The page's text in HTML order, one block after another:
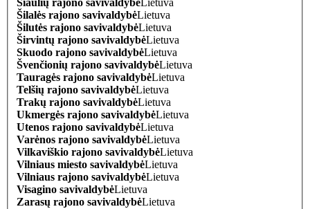
Šiaulių rajono savivaldybėLietuva
Šilalės rajono savivaldybėLietuva
Šilutės rajono savivaldybėLietuva
Širvintų rajono savivaldybėLietuva
Skuodo rajono savivaldybėLietuva
Švenčionių rajono savivaldybėLietuva
Tauragės rajono savivaldybėLietuva
Telšių rajono savivaldybėLietuva
Trakų rajono savivaldybėLietuva
Ukmergės rajono savivaldybėLietuva
Utenos rajono savivaldybėLietuva
Varėnos rajono savivaldybėLietuva
Vilkaviškio rajono savivaldybėLietuva
Vilniaus miesto savivaldybėLietuva
Vilniaus rajono savivaldybėLietuva
Visagino savivaldybėLietuva
Zarasų rajono savivaldybėLietuva